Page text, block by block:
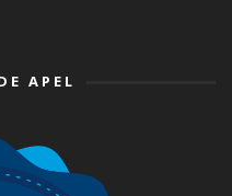
APEL